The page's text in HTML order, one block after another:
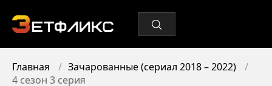
Главная
Зачарованные (сериал 2018 – 2022)
4 сезон 3 серия